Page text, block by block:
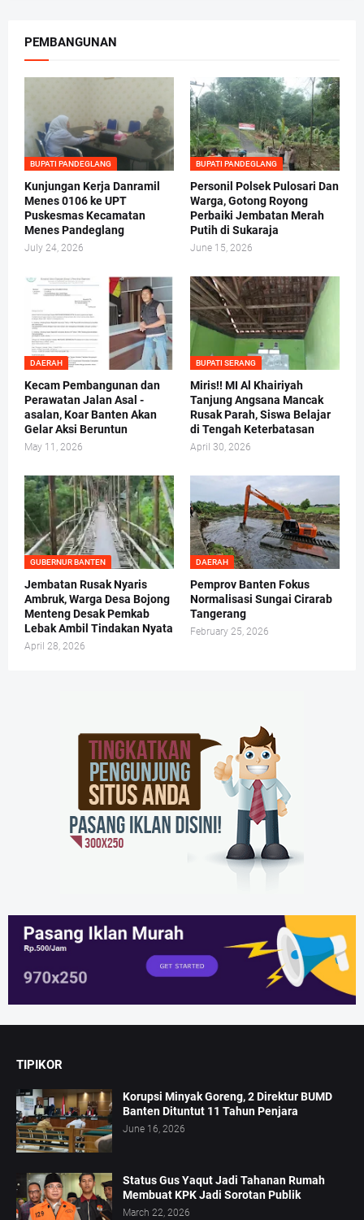
PEMBANGUNAN
BUPATI PANDEGLANG
Kunjungan Kerja Danramil
Menes 0106 ke UPT
Puskesmas Kecamatan
Menes Pandeglang
July 24, 2026
BUPATI PANDEGLANG
Personil Polsek Pulosari Dan
Warga, Gotong Royong
Perbaiki Jembatan Merah
Putih di Sukaraja
June 15, 2026
DAERAH
Kecam Pembangunan dan
Perawatan Jalan Asal -
asalan, Koar Banten Akan
Gelar Aksi Beruntun
May 11, 2026
BUPATI SERANG
Miris!! MI Al Khairiyah
Tanjung Angsana Mancak
Rusak Parah, Siswa Belajar
di Tengah Keterbatasan
April 30, 2026
GUBERNUR BANTEN
Jembatan Rusak Nyaris
Ambruk, Warga Desa Bojong
Menteng Desak Pemkab
Lebak Ambil Tindakan Nyata
April 28, 2026
DAERAH
Pemprov Banten Fokus
Normalisasi Sungai Cirarab
Tangerang
February 25, 2026
TIPIKOR
Korupsi Minyak Goreng, 2 Direktur BUMD
Banten Dituntut 11 Tahun Penjara
June 16, 2026
Status Gus Yaqut Jadi Tahanan Rumah
Membuat KPK Jadi Sorotan Publik
March 22, 2026